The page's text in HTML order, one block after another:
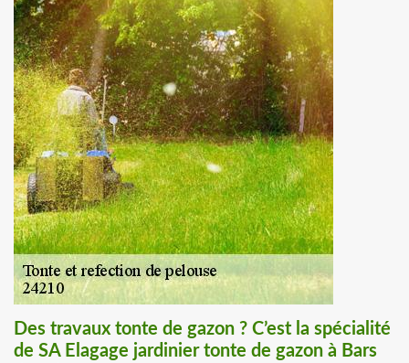
Des travaux tonte de gazon ? C’est la spécialité
de SA Elagage jardinier tonte de gazon à Bars